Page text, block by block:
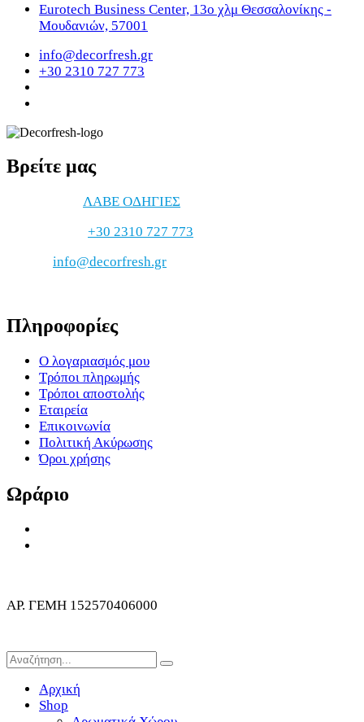
Eurotech Business Center, 13ο χλμ Θεσσαλονίκης -
Μουδανιών, 57001
info@decorfresh.gr
+30 2310 727 773
Βρείτε μας
ΛΑΒΕ ΟΔΗΓΙΕΣ
+30 2310 727 773
info@decorfresh.gr
Πληροφορίες
Ο λογαριασμός μου
Τρόποι πληρωμής
Τρόποι αποστολής
Εταιρεία
Επικοινωνία
Πολιτική Ακύρωσης
Όροι χρήσης
Ωράριο
ΑΡ. ΓΕΜΗ 152570406000
Αρχική
Shop